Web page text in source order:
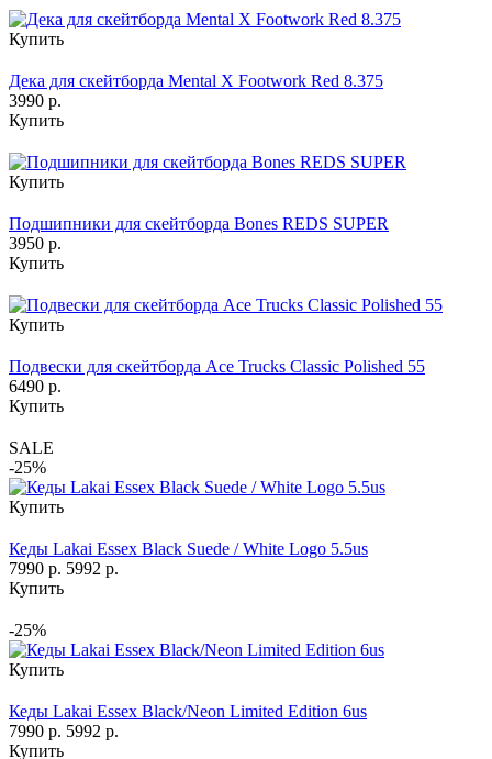
Купить
Дека для скейтборда Mental X Footwork Red 8.375
3990 р.
Купить
Купить
Подшипники для скейтборда Bones REDS SUPER
3950 р.
Купить
Купить
Подвески для скейтборда Ace Trucks Classic Polished 55
6490 р.
Купить
SALE
-25%
Купить
Кеды Lakai Essex Black Suede / White Logo 5.5us
7990 р. 5992 р.
Купить
-25%
Купить
Кеды Lakai Essex Black/Neon Limited Edition 6us
7990 р. 5992 р.
Купить